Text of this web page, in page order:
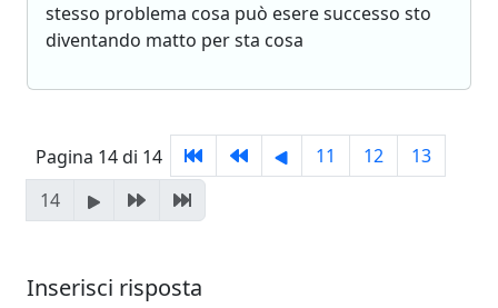
stesso problema cosa può esere successo sto
diventando matto per sta cosa
Pagina 14 di 14 11 12
13
14
Inserisci risposta